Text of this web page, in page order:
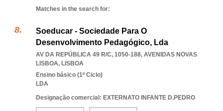
Matches in the search for:
Soeducar - Sociedade Para O
Desenvolvimento Pedagógico, Lda
AV DA REPÚBLICA 49 R/C, 1050-188, AVENIDAS NOVAS
LISBOA, LISBOA
Ensino básico (1º Ciclo)
LDA
Designação comercial: EXTERNATO INFANTE D.PEDRO